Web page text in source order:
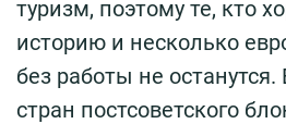
туризм, поэтому те, кто
историю и несколько
без работы не
стран постсоветского